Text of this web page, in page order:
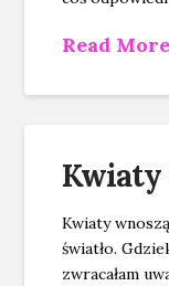
Read More
Kwiaty
Kwiaty
światło.
zwracałam